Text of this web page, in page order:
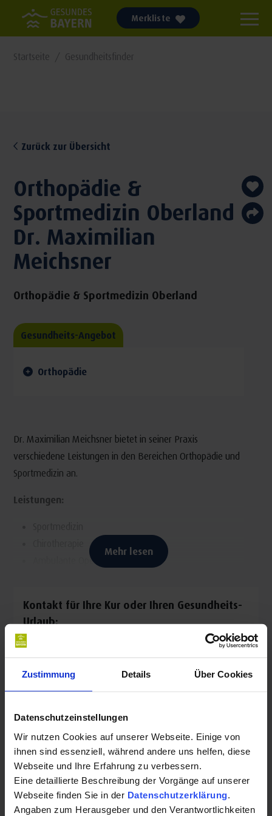
Zustimmung Details Über Cookies
Datenschutzeinstellungen
Wir nutzen Cookies auf unserer Webseite. Einige von
ihnen sind essenziell, während andere uns helfen, diese
Webseite und Ihre Erfahrung zu verbessern.
Eine detaillierte Beschreibung der Vorgänge auf unserer
Webseite finden Sie in der Datenschutzerklärung
Angaben zum Herausgeber und den Verantwortlichkeiten
Merkliste
Startseite Gesundheitsfinder
Zurück zur Übersicht
Orthopädie &
Sportmedizin Oberland
Dr. Maximilian
Meichsner
Orthopädie & Sportmedizin Oberland
Gesundheits-Angebot
Orthopädie
Dr. Maximilian Meichsner bietet in seiner Praxis
verschiedene Leistungen in den Bereichen Orthopädie und
Sportmedizin an.
Leistungen:
Ambulante Operationen
Mehr lesen
Kontakt für Ihre Kur oder Ihren Gesundheits-
Urlaub:
Orthopädie & Sportmedizin Oberland Dr. Maximilian
Meichsner
Moraltpark 1E
Telefon:
+4980412323
E-Mail: